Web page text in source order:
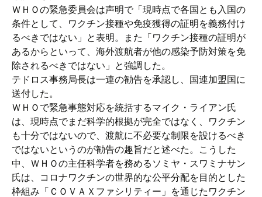
ＷＨＯの緊急委員会は声明で「現時点で各国とも入国の
条件として、ワクチン接種や免疫獲得の証明を義務付け
るべきではない」と表明。また「ワクチン接種の証明が
あるからといって、海外渡航者が他の感染予防対策を免
除されるべきではない」と強調した。
テドロス事務局長は一連の勧告を承認し、国連加盟国に
送付した。
ＷＨＯで緊急事態対応を統括するマイク・ライアン氏
は、現時点でまだ科学的根拠が完全ではなく、ワクチン
も十分ではないので、渡航に不必要な制限を設けるべき
ではないというのが勧告の趣旨だと述べた。こうした
中、ＷＨＯの主任科学者を務めるソミヤ・スワミナサン
氏は、コロナワクチンの世界的な公平分配を目的とした
枠組み「ＣＯＶＡＸファシリティー」を通じたワクチン